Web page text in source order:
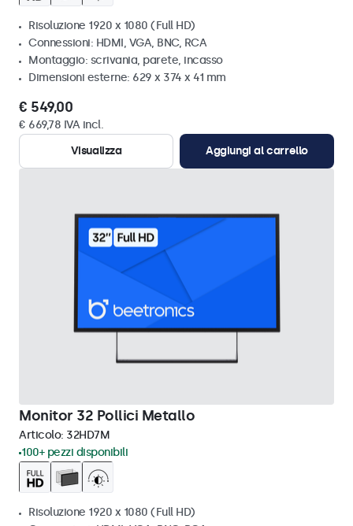
Risoluzione 1920 x 1080 (Full HD)
Connessioni: HDMI, VGA, BNC, RCA
Montaggio: scrivania, parete, incasso
Dimensioni esterne: 629 x 374 x 41 mm
€ 549,00
€ 669,78 IVA incl.
Visualizza
Aggiungi al carrello
Monitor 32 Pollici Metallo
Articolo: 32HD7M
100+ pezzi disponibili
Risoluzione 1920 x 1080 (Full HD)